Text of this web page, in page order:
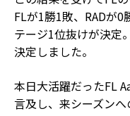
FLが1勝1敗、RADが
テージ1位抜けが決定
決定しました。
本日大活躍だったFL
言及し、来シーズンへ